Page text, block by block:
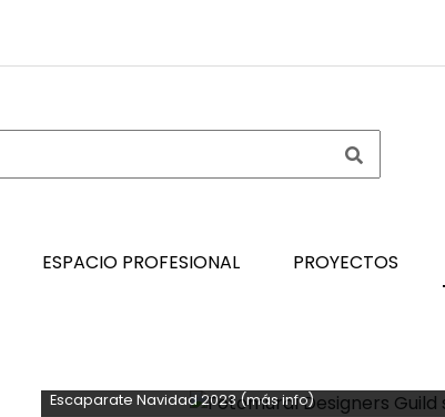
ESPACIO PROFESIONAL PROYECTOS
Escaparate Navidad 2023(más info)